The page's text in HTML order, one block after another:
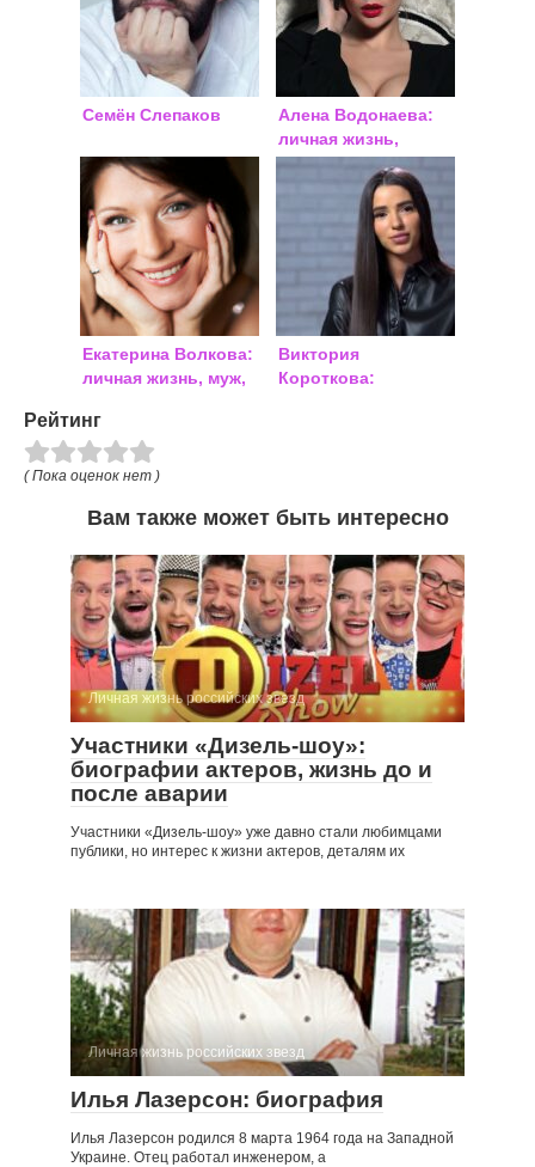
Семён Слепаков
Алена Водонаева:
личная жизнь,
биография
Екатерина Волкова:
личная жизнь, муж,
Виктория
Короткова:
Рейтинг
( Пока оценок нет )
Вам также может быть интересно
Личная жизнь российских звезд
Участники «Дизель-шоу»:
биографии актеров, жизнь до и
после аварии
Участники «Дизель-шоу» уже давно стали любимцами
публики, но интерес к жизни актеров, деталям их
Личная жизнь российских звезд
Илья Лазерсон: биография
Илья Лазерсон родился 8 марта 1964 года на Западной
Украине. Отец работал инженером, а